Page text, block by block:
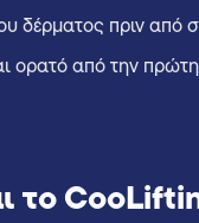
δέρματος πριν από
ορατό από την
το